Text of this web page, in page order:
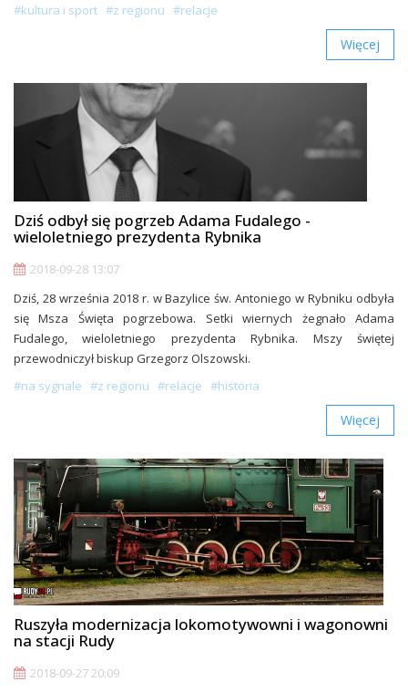
#kultura i sport #z regionu #relacje
Więcej
Dziś odbył się pogrzeb Adama Fudalego -
wieloletniego prezydenta Rybnika
2018-09-28 13:07
Dziś, 28 września 2018 r. w Bazylice św. Antoniego w Rybniku odbyła
się Msza Święta pogrzebowa. Setki wiernych żegnało Adama
Fudalego, wieloletniego prezydenta Rybnika. Mszy świętej
przewodniczył biskup Grzegorz Olszowski.
#na sygnale #z regionu #relacje #historia
Więcej
Ruszyła modernizacja lokomotywowni i wagonowni
na stacji Rudy
2018-09-27 20:09